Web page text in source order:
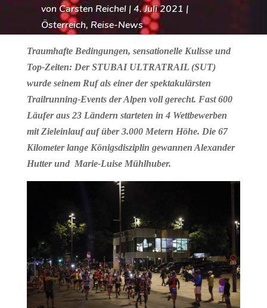
von Carsten Reichel|4. Juli 2021 |
Österreich, Reise-News
Traumhafte Bedingungen, sensationelle Kulisse und
Top-Zeiten: Der STUBAI ULTRATRAIL (SUT)
wurde seinem Ruf als einer der spektakulärsten
Trailrunning-Events der Alpen voll gerecht. Fast 600
Läufer aus 23 Ländern starteten in 4 Wettbewerben
mit Zieleinlauf auf über 3.000 Metern Höhe. Die 67
Kilometer lange Königsdisziplin gewannen Alexander
Hutter und Marie-Luise Mühlhuber.